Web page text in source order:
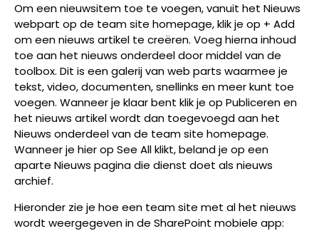
Om een nieuwsitem toe te voegen, vanuit het Nieuws
webpart op de team site homepage, klik je op + Add
om een nieuws artikel te creëren. Voeg hierna inhoud
toe aan het nieuws onderdeel door middel van de
toolbox. Dit is een galerij van web parts waarmee je
tekst, video, documenten, snellinks en meer kunt toe
voegen. Wanneer je klaar bent klik je op Publiceren en
het nieuws artikel wordt dan toegevoegd aan het
Nieuws onderdeel van de team site homepage.
Wanneer je hier op See All klikt, beland je op een
aparte Nieuws pagina die dienst doet als nieuws
archief.
Hieronder zie je hoe een team site met al het nieuws
wordt weergegeven in de SharePoint mobiele app: